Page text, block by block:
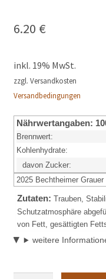
6.20 €
inkl. 19% MwSt.
zzgl. Versandkosten
Versandbedingungen
Nährwertangaben:
Brennwert:
Kohlenhydrate:
davon Zucker:
2025 Bechtheimer
Zutaten: Trauben,
Schutzatmosphäre
von Fett, gesättigten
weitere